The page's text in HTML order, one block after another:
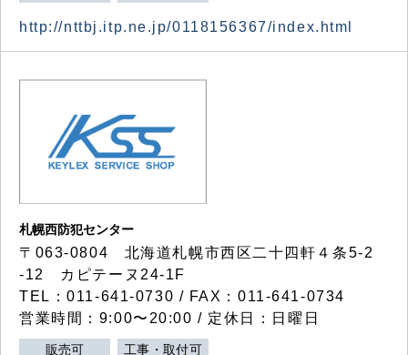
http://nttbj.itp.ne.jp/0118156367/index.html
札幌西防犯センター
〒063-0804 北海道札幌市西区二十四軒４条5-2
-12 カピテーヌ24-1F
TEL：011-641-0730 / FAX：011-641-0734
営業時間：9:00〜20:00 / 定休日：日曜日
販売可 工事・取付可